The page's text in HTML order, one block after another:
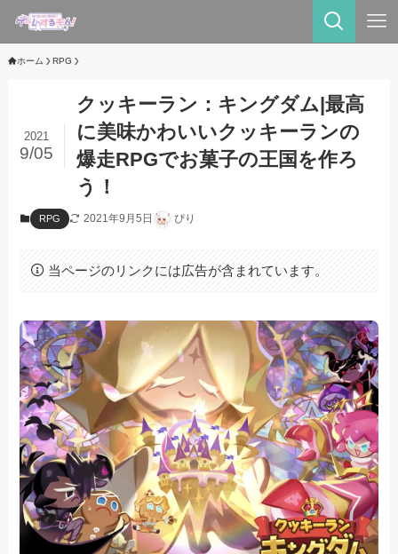
ホーム RPG
クッキーラン：キングダム|最高
に美味かわいいクッキーランの
爆走RPGでお菓子の王国を作ろ
う！
2021
9/05
RPG 2021年9月5日 ぴり
当ページのリンクには広告が含まれています。